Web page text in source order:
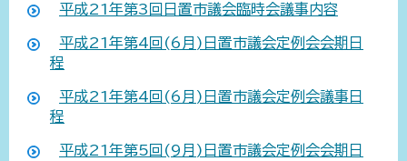
平成21年第3回日置市議会臨時会議事内容
平成21年第4回(6月)日置市議会定例会会期日
程
平成21年第4回(6月)日置市議会定例会議事日
程
平成21年第5回(9月)日置市議会定例会会期日